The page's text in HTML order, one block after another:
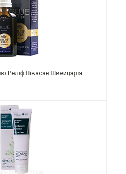
Реліф Вівасан Швейцарія